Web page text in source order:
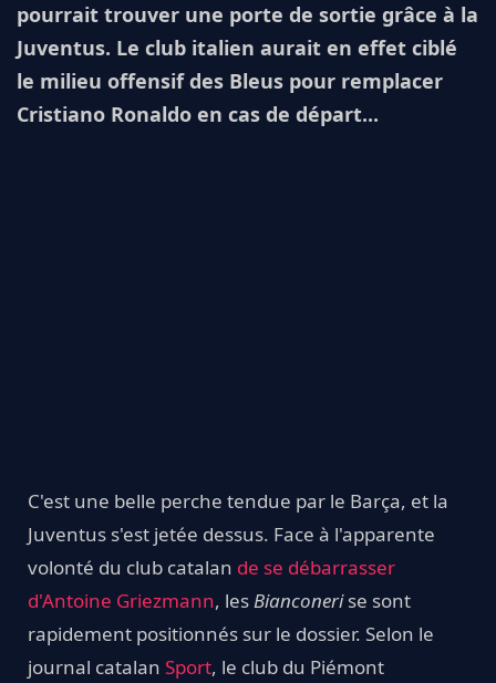
pourrait trouver une porte de sortie grâce à la
Juventus. Le club italien aurait en effet ciblé
le milieu offensif des Bleus pour remplacer
Cristiano Ronaldo en cas de départ...
C'est une belle perche tendue par le Barça, et la
Juventus s'est jetée dessus. Face à l'apparente
volonté du club catalan de se débarrasser
d'Antoine Griezmann, lesBianconerise sont
rapidement positionnés sur le dossier. Selon le
journal catalan Sport, le club du Piémont